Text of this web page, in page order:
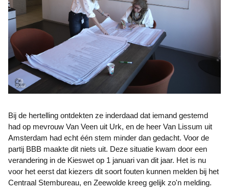
Bij de hertelling ontdekten ze inderdaad dat iemand gestemd
had op mevrouw Van Veen uit Urk, en de heer Van Lissum uit
Amsterdam had echt één stem minder dan gedacht. Voor de
partij BBB maakte dit niets uit. Deze situatie kwam door een
verandering in de Kieswet op 1 januari van dit jaar. Het is nu
voor het eerst dat kiezers dit soort fouten kunnen melden bij het
Centraal Stembureau, en Zeewolde kreeg gelijk zo'n melding.